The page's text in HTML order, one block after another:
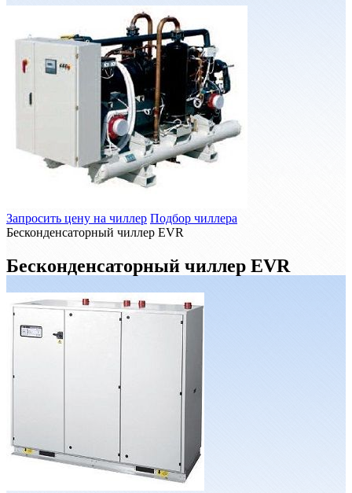
Запросить цену на чиллер Подбор чиллера
Бесконденсаторный чиллер EVR
Бесконденсаторный чиллер EVR